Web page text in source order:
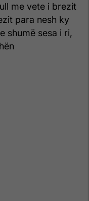
me vete i brezit
para nesh ky
shumë sesa i ri,